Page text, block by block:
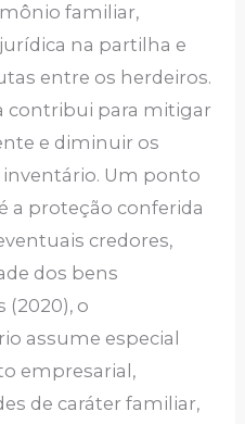
familiar,
na partilha e
entre os herdeiros.
contribui para mitigar
e diminuir os
Um ponto
a proteção conferida
credores,
dos bens
(2020), o
assume especial
empresarial,
de caráter familiar,